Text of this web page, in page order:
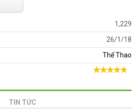
1,229
26/1/18
Thể Thao
TIN TỨC